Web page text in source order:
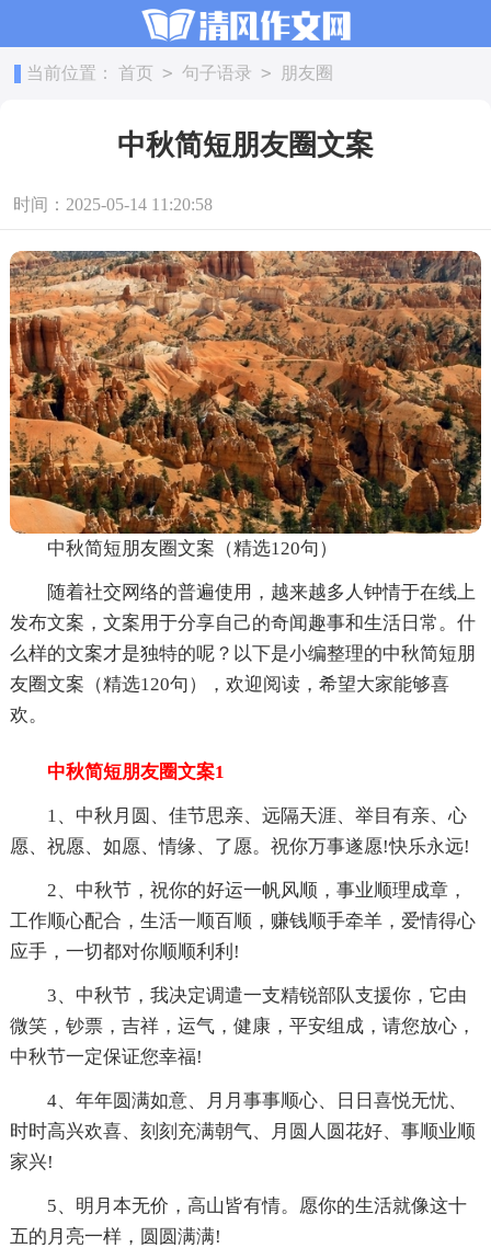
当前位置： 首页 > 句子语录 > 朋友圈
中秋简短朋友圈文案
时间：2025-05-14 11:20:58
中秋简短朋友圈文案（精选120句）
随着社交网络的普遍使用，越来越多人钟情于在线上
发布文案，文案用于分享自己的奇闻趣事和生活日常。什
么样的文案才是独特的呢？以下是小编整理的中秋简短朋
友圈文案（精选120句），欢迎阅读，希望大家能够喜
欢。
中秋简短朋友圈文案1
1、中秋月圆、佳节思亲、远隔天涯、举目有亲、心
愿、祝愿、如愿、情缘、了愿。祝你万事遂愿!快乐永远!
2、中秋节，祝你的好运一帆风顺，事业顺理成章，
工作顺心配合，生活一顺百顺，赚钱顺手牵羊，爱情得心
应手，一切都对你顺顺利利!
3、中秋节，我决定调遣一支精锐部队支援你，它由
微笑，钞票，吉祥，运气，健康，平安组成，请您放心，
中秋节一定保证您幸福!
4、年年圆满如意、月月事事顺心、日日喜悦无忧、
时时高兴欢喜、刻刻充满朝气、月圆人圆花好、事顺业顺
家兴!
5、明月本无价，高山皆有情。愿你的生活就像这十
五的月亮一样，圆圆满满!